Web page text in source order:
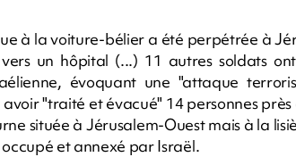
à la voiture-bélier a été perpétrée à
un hôpital (...) 11 autres soldats
évoquant une "attaque
"traité et évacué" 14 personnes
située à Jérusalem-Ouest mais à la
et annexé par Israël.